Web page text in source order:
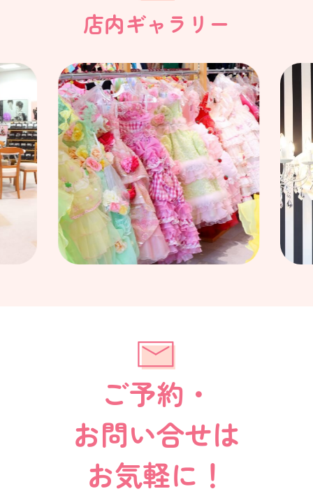
店内ギャラリー
ご予約・
お問い合せは
お気軽に！